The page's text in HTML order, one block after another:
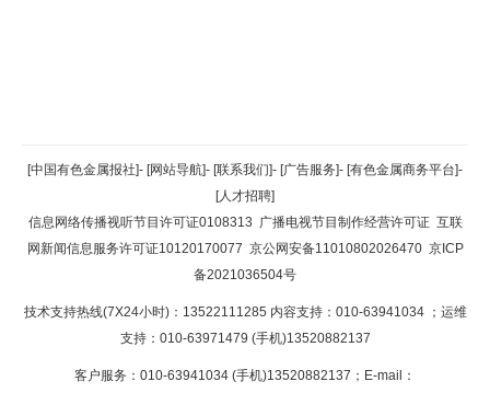
返回顶部
返回首页
[中国有色金属报社]- [网站导航]- [联系我们]- [广告服务]- [有色金属商务平台]-
[人才招聘]
信息网络传播视听节目许可证0108313 广播电视节目制作经营许可证 互联
网新闻信息服务许可证10120170077 京公网安备11010802026470 京ICP
备2021036504号
技术支持热线(7X24小时)：13522111285 内容支持：010-63941034 ；运维
支持：010-63971479 (手机)13520882137
客户服务：010-63941034 (手机)13520882137；E-mail：